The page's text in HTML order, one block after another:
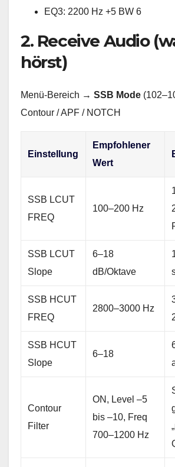
EQ3: 2200 Hz +5 BW 6
2. Receive Audio
hörst)
Menü-Bereich → SSB Mode
Contour / APF / NOTCH
Einstellung
Empfohlener
Wert
SSB LCUT
FREQ
100–200 Hz
SSB LCUT
Slope
6–18
dB/Oktave
SSB HCUT
FREQ
2800–3000 Hz
SSB HCUT
Slope
6–18
Contour
Filter
ON, Level –5
bis –10, Freq
700–1200 Hz